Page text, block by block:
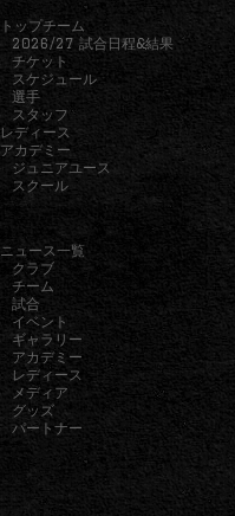
トップチーム
2026/27 試合日程&結果
チケット
スケジュール
選手
スタッフ
レディース
アカデミー
ジュニアユース
スクール
ニュース一覧
クラブ
チーム
試合
イベント
ギャラリー
アカデミー
レディース
メディア
グッズ
パートナー